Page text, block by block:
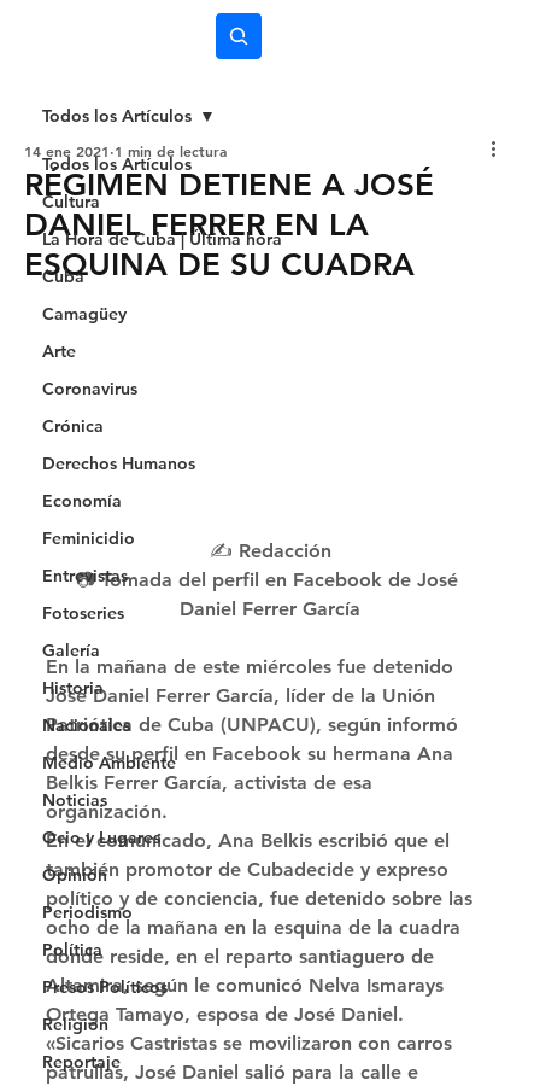
Todos los Artículos
Cultura
La Hora de Cuba | Última hora
Cuba
Camagüey
Arte
Coronavirus
Crónica
Derechos Humanos
Economía
Feminicidio
Entrevistas
Fotoseries
Galería
Historia
Nacionales
Medio Ambiente
Noticias
Ocio y Lugares
Opinión
Periodismo
Política
Presos Políticos
Religión
Reportaje
Todos los Artículos
RÉGIMEN DETIENE A JOSÉ
DANIEL FERRER EN LA
ESQUINA DE SU CUADRA
14 ene 2021 1 min de lectura
✍️ Redacción
📷 Tomada del perfil en Facebook de José
Daniel Ferrer García
En la mañana de este miércoles fue detenido
José Daniel Ferrer García, líder de la Unión
Patriótica de Cuba (UNPACU), según informó
desde su perfil en Facebook su hermana Ana
Belkis Ferrer García, activista de esa
organización.
En el comunicado, Ana Belkis escribió que el
también promotor de Cubadecide y expreso
político y de conciencia, fue detenido sobre las
ocho de la mañana en la esquina de la cuadra
donde reside, en el reparto santiaguero de
Altamira, según le comunicó Nelva Ismarays
Ortega Tamayo, esposa de José Daniel.
«Sicarios Castristas se movilizaron con carros
patrullas, José Daniel salió para la calle e